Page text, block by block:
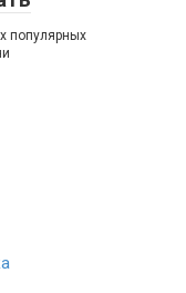
популярных